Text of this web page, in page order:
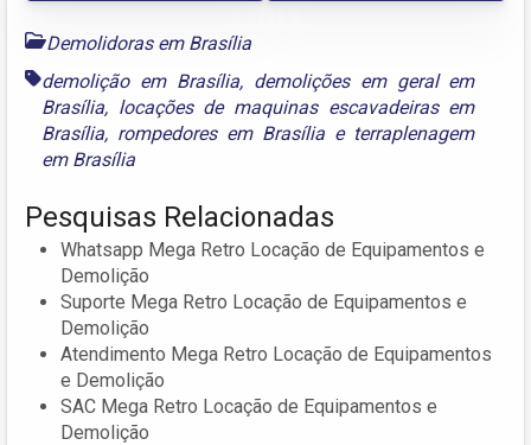
Demolidoras em Brasília
demolição em Brasília, demolições em geral em
Brasília, locações de maquinas escavadeiras em
Brasília, rompedores em Brasília e terraplenagem
em Brasília
Pesquisas Relacionadas
Whatsapp Mega Retro Locação de Equipamentos e
Demolição
Suporte Mega Retro Locação de Equipamentos e
Demolição
Atendimento Mega Retro Locação de Equipamentos
e Demolição
SAC Mega Retro Locação de Equipamentos e
Demolição